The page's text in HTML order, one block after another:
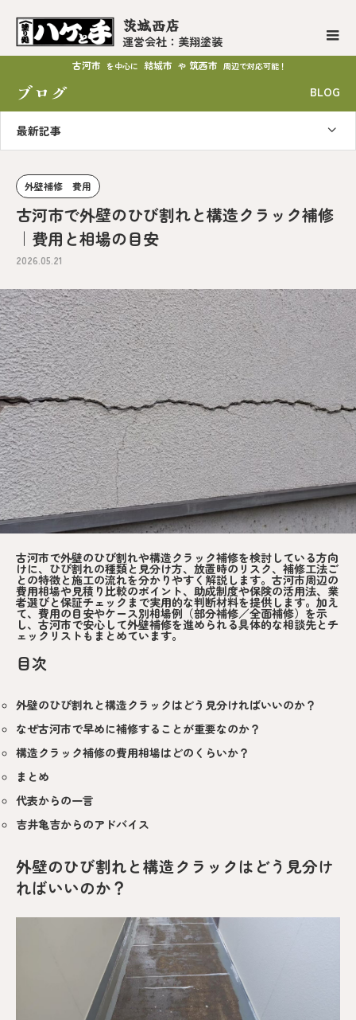
茨城西店
運営会社：美翔塗装
古河市 を中心に 結城市 や 筑西市 周辺で対応可能！
ブログ BLOG
最新記事
外壁補修 費用
古河市で外壁のひび割れと構造クラック補修
｜費用と相場の目安
2026.05.21
古河市で外壁のひび割れや構造クラック補修を検討している方向
けに、ひび割れの種類と見分け方、放置時のリスク、補修工法ご
との特徴と施工の流れを分かりやすく解説します。古河市周辺の
費用相場や見積り比較のポイント、助成制度や保険の活用法、業
者選びと保証チェックまで実用的な判断材料を提供します。加え
て、費用の目安やケース別相場例（部分補修／全面補修）を示
し、古河市で安心して外壁補修を進められる具体的な相談先とチ
ェックリストもまとめています。
目次
外壁のひび割れと構造クラックはどう見分ければいいのか？
なぜ古河市で早めに補修することが重要なのか？
構造クラック補修の費用相場はどのくらいか？
まとめ
代表からの一言
吉井亀吉からのアドバイス
外壁のひび割れと構造クラックはどう見分け
ればいいのか？